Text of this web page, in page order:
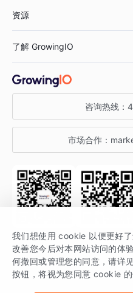
鞋服行业
汽车行业
金融行业
智能运营
获客分析
资源
增长公开课
增长博客
开发者文档
SDK 文档
场景指南
了解 GrowingIO
关于 GrowingIO
增长大会
行业活动
咨询热线：
市场合作：
关注公众号 获取更多干货
GrowingIO 是专注于数据智能分析
分
我们想使用 cookie 以便更好
改善您今后对本网站访问的体
何撤回或管理您的同意，请详
按钮，将视为您同意 cookie 的